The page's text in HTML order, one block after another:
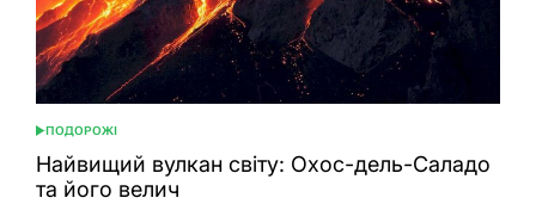
ОПУБЛІКУВАТИ
У
ПОДОРОЖІ
Найвищий вулкан світу: Охос-дель-Саладо
та його велич